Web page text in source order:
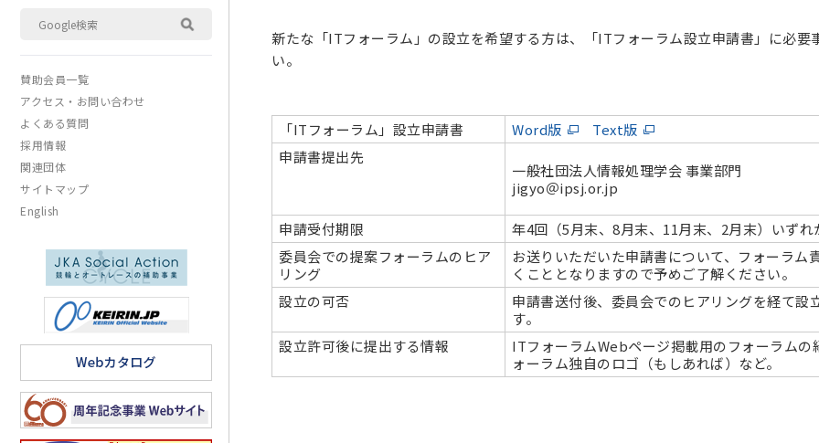
賛助会員一覧
アクセス・お問い合わせ
よくある質問
採用情報
関連団体
サイトマップ
English
新たな「ITフォーラム」の設立を希望する方は、「ITフォーラム設立申請書」に必
い。
「ITフォーラム」設立申請書 Word版
Text版
申請書提出先
一般社団法人情報処理学会 事業部門
jigyo＠ipsj.or.jp
申請受付期限
年4回（5月末、8月末、11月末、2月末）いず
委員会での提案フォーラムのヒア
リング
お送りいただいた申請書について、フォーラ
くこととなりますので予めご了解ください。
設立の可否
申請書送付後、委員会でのヒアリングを経て
す。
設立許可後に提出する情報
ITフォーラムWebページ掲載用のフォーラム
ォーラム独自のロゴ（もしあれば）など。